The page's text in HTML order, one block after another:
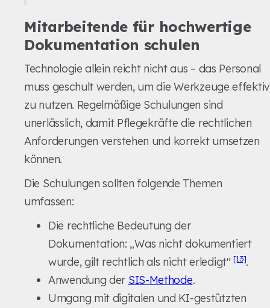
Mitarbeitende für hochwertige
Dokumentation schulen
Technologie allein reicht nicht aus – das Personal
muss geschult werden, um die Werkzeuge effektiv
zu nutzen. Regelmäßige Schulungen sind
unerlässlich, damit Pflegekräfte die rechtlichen
Anforderungen verstehen und korrekt umsetzen
können.
Die Schulungen sollten folgende Themen
umfassen:
Die rechtliche Bedeutung der
Dokumentation: „Was nicht dokumentiert
wurde, gilt rechtlich als nicht erledigt"[13].
Anwendung der SIS-Methode.
Umgang mit digitalen und KI-gestützten